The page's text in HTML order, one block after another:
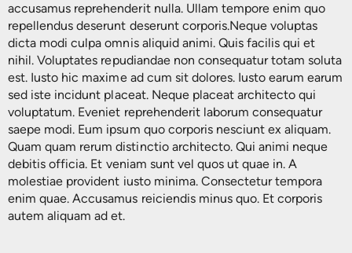
Baterías Plomo-Ácido
accusamus reprehenderit nulla. Ullam tempore enim quo
repellendus deserunt deserunt corporis.Neque voluptas
dicta modi culpa omnis aliquid animi. Quis facilis qui et
nihil. Voluptates repudiandae non consequatur totam soluta
est. Iusto hic maxime ad cum sit dolores. Iusto earum earum
sed iste incidunt placeat. Neque placeat architecto qui
voluptatum. Eveniet reprehenderit laborum consequatur
saepe modi. Eum ipsum quo corporis nesciunt ex aliquam.
Quam quam rerum distinctio architecto. Qui animi neque
debitis officia. Et veniam sunt vel quos ut quae in. A
molestiae provident iusto minima. Consectetur tempora
enim quae. Accusamus reiciendis minus quo. Et corporis
autem aliquam ad et.